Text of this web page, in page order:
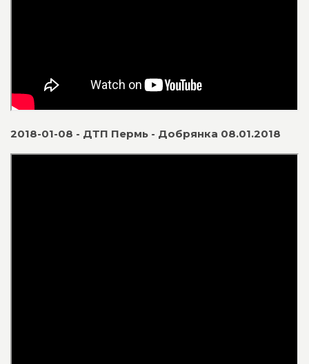
2018-01-08 - ДТП Пермь - Добрянка 08.01.2018